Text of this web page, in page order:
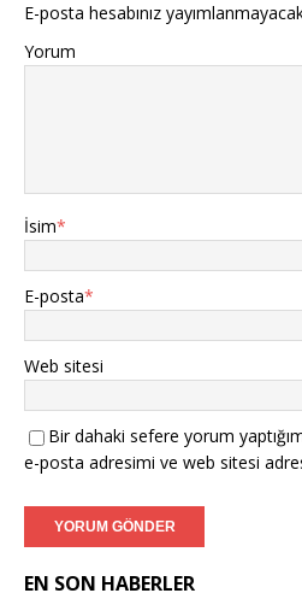
E-posta hesabınız
Yorum
İsim*
E-posta*
Web sitesi
Bir dahaki sefere yorum
e-posta adresimi ve web sitesi
EN SON HABERLER